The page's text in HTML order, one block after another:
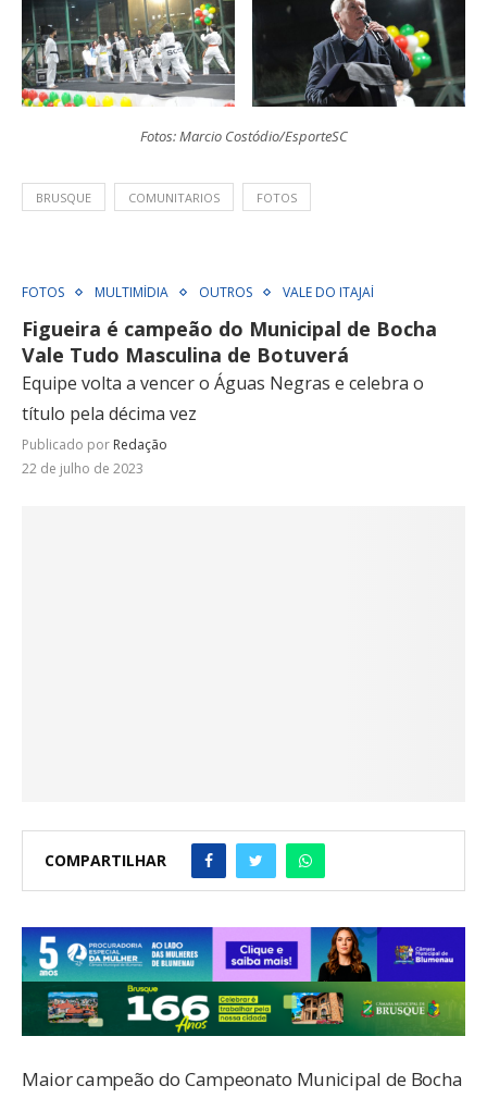
Fotos: Marcio Costódio/EsporteSC
BRUSQUE COMUNITARIOS FOTOS
FOTOS MULTIMÍDIA OUTROS VALE DO ITAJAÍ
Figueira é campeão do Municipal de Bocha
Vale Tudo Masculina de Botuverá
Equipe volta a vencer o Águas Negras e celebra o
título pela décima vez
Publicado por Redação
22 de julho de 2023
COMPARTILHAR
Maior campeão do Campeonato Municipal de Bocha